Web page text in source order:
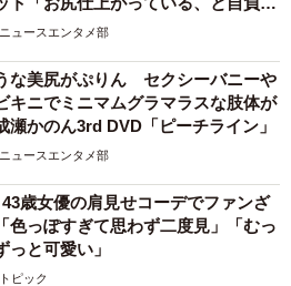
「いくつになっても理想の身体でい
ュースエンタメ部
な美尻がぷりん セクシーバニーや
キニでミニマムグラマラスな肢体が
かのん3rd DVD「ピーチライン」
ュースエンタメ部
歳女優の肩見せコーデでファンざ
っぽすぎて思わず二度見」「むっ
っと可愛い」
ピック